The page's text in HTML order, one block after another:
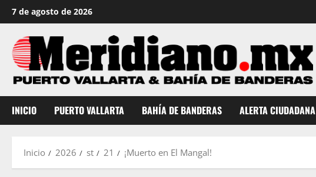
Saltar
al
contenido
7 de agosto de 2026
INICIO PUERTO VALLARTA BAHÍA DE BANDERAS ALERTA CIUDADANA
Inicio 2026 st 21 ¡Muerto en El Mangal!